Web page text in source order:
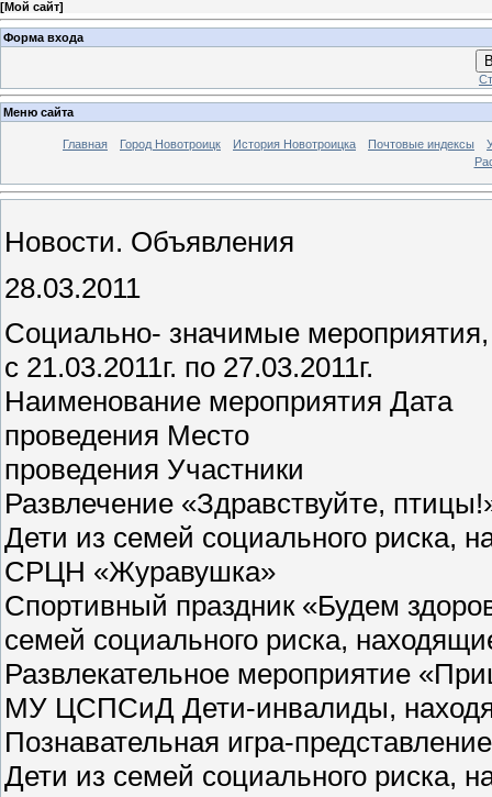
[Мой сайт]
Форма входа
Меню сайта
Главная Город Новотроицк История Новотроицка Почтовые индексы
Новости. Объявления
28.03.2011
Социально- значимые
с 21.03.2011г. по 27.03.2011г.
Наименование мероприятия Дата
проведения Место
проведения Участники
Развлечение «Здравствуйте,
Дети из семей социального риска,
СРЦН «Журавушка»
Спортивный праздник «Будем
семей социального риска,
Развлекательное мероприятие
МУ ЦСПСиД Дети-инвалиды,
Познавательная игра-
Дети из семей социального риска,